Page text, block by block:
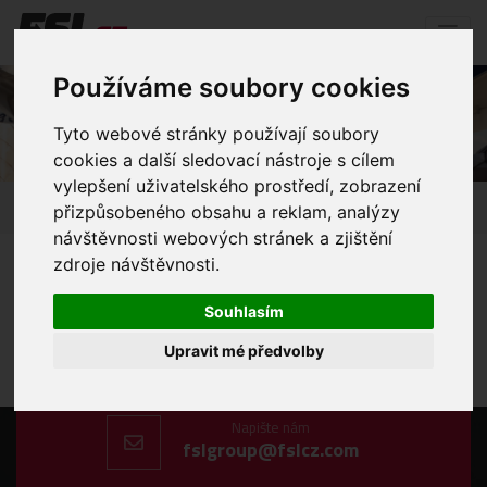
Používáme soubory cookies
Tyto webové stránky používají soubory
cookies a další sledovací nástroje s cílem
vylepšení uživatelského prostředí, zobrazení
přizpůsobeného obsahu a reklam, analýzy
návštěvnosti webových stránek a zjištění
zdroje návštěvnosti.
Souhlasím
Upravit mé předvolby
FCL – celokontejnery všech typů
Přeprava
Železniční přeprava
FCL – celokontejnery všech typů
Zavolejte nám
Napište nám
fslgroup@fslcz.com